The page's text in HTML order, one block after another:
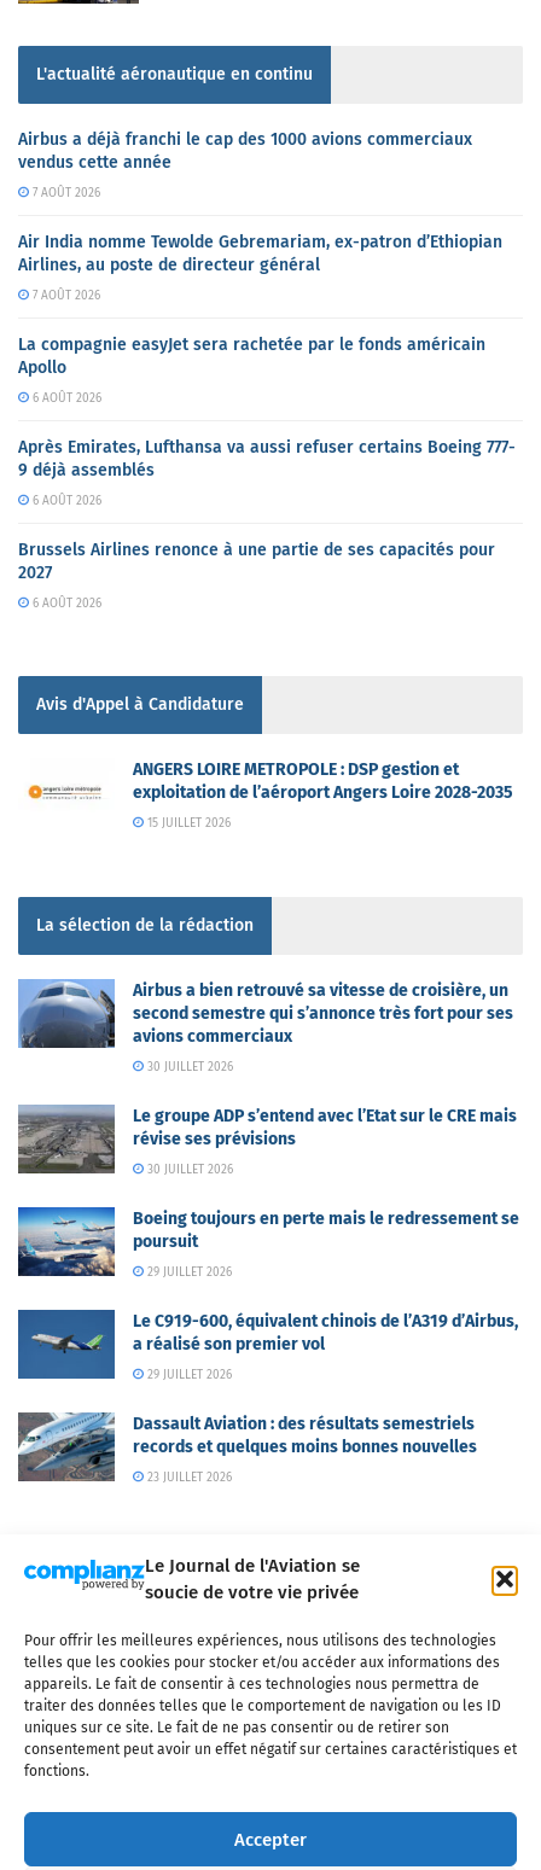
Le Journal de l'Aviation se
soucie de votre vie privée
Pour offrir les meilleures expériences, nous utilisons des technologies
telles que les cookies pour stocker et/ou accéder aux informations des
appareils. Le fait de consentir à ces technologies nous permettra de
traiter des données telles que le comportement de navigation ou les ID
uniques sur ce site. Le fait de ne pas consentir ou de retirer son
consentement peut avoir un effet négatif sur certaines caractéristiques et
fonctions.
Accepter
L'actualité aéronautique en continu
Airbus a déjà franchi le cap des 1000 avions commerciaux
vendus cette année
7 AOÛT 2026
Air India nomme Tewolde Gebremariam, ex-patron d’Ethiopian
Airlines, au poste de directeur général
7 AOÛT 2026
La compagnie easyJet sera rachetée par le fonds américain
Apollo
6 AOÛT 2026
Après Emirates, Lufthansa va aussi refuser certains Boeing 777-
9 déjà assemblés
6 AOÛT 2026
Brussels Airlines renonce à une partie de ses capacités pour
2027
6 AOÛT 2026
Avis d'Appel à Candidature
ANGERS LOIRE METROPOLE : DSP gestion et
exploitation de l’aéroport Angers Loire 2028-2035
15 JUILLET 2026
La sélection de la rédaction
Airbus a bien retrouvé sa vitesse de croisière, un
second semestre qui s’annonce très fort pour ses
avions commerciaux
30 JUILLET 2026
Le groupe ADP s’entend avec l’Etat sur le CRE mais
révise ses prévisions
30 JUILLET 2026
Boeing toujours en perte mais le redressement se
poursuit
29 JUILLET 2026
Le C919-600, équivalent chinois de l’A319 d’Airbus,
a réalisé son premier vol
29 JUILLET 2026
Dassault Aviation : des résultats semestriels
records et quelques moins bonnes nouvelles
23 JUILLET 2026
Qui sommes-nous ? Nous contacter
Partenaires
Mentions légales
CGV Politique de confidentialité Cookies
l'industrie aéronautique, l'aviation commerciale, l'aviation d'affaires, les